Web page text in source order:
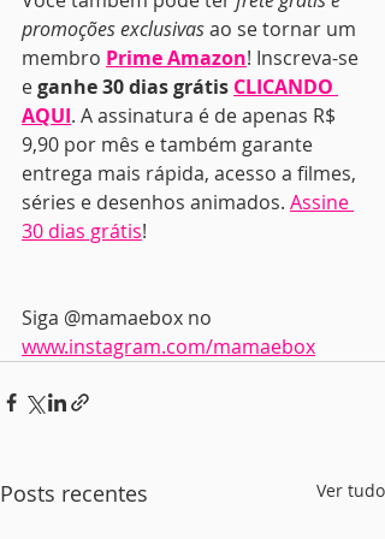
promoções exclusivas ao se tornar um
membro Prime Amazon! Inscreva-se
e ganhe 30 dias grátis CLICANDO
AQUI. A assinatura é de apenas R$
9,90 por mês e também garante
entrega mais rápida, acesso a filmes,
séries e desenhos animados. Assine
30 dias grátis!
Siga @mamaebox no
www.instagram.com/mamaebox
Posts recentes Ver tudo